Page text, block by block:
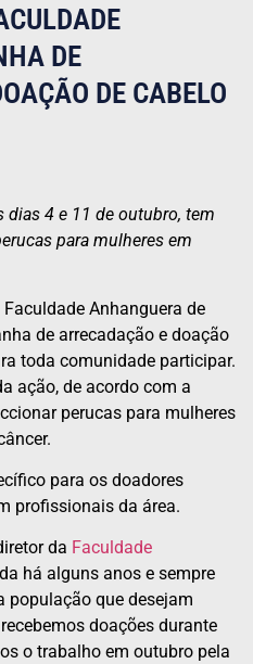
DE
DE CABELO
dias 4 e 11 de outubro, tem
para mulheres em
Anhanguera de
de arrecadação e doação
toda comunidade participar.
ação, de acordo com a
perucas para mulheres
para os doadores
profissionais da área.
da Faculdade
há alguns anos e sempre
população que desejam
doações durante
o trabalho em outubro pela